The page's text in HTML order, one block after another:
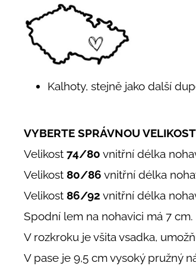
Kalhoty, stejně jako další
VYBERTE SPRÁVNOU VELIKOST
Velikost 74/80 vnitřní délka
Velikost 80/86 vnitřní délka
Velikost 86/92 vnitřní délka
Spodní lem na nohavici má 7 cm.
V rozkroku je všita vsadka,
V pase je 9,5 cm vysoký pružný